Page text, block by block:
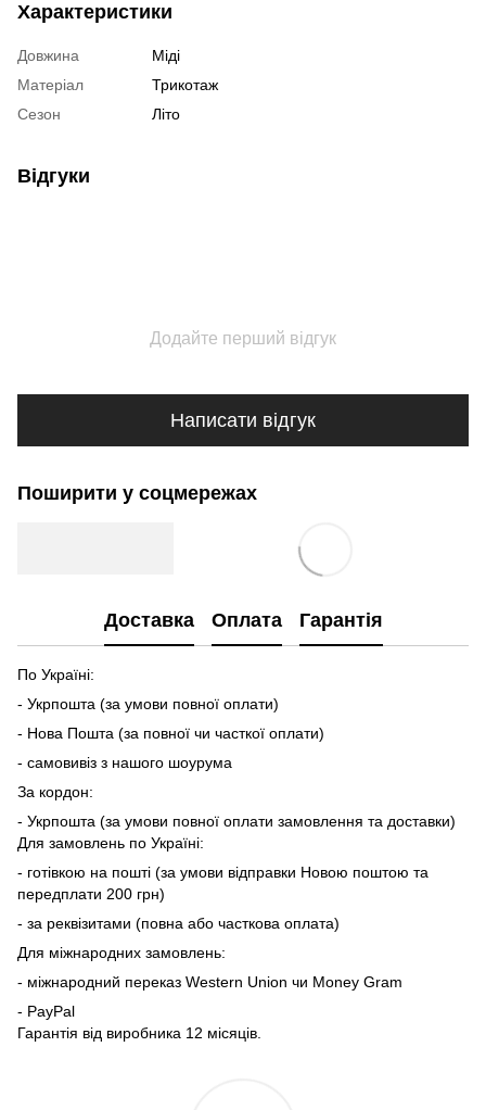
Характеристики
Довжина
Міді
Матеріал
Трикотаж
Сезон
Літо
Відгуки
Додайте перший відгук
Написати відгук
Поширити у соцмережах
Доставка Оплата Гарантія
По Україні:
- Укрпошта (за умови повної оплати)
- Нова Пошта (за повної чи часткої оплати)
- самовивіз з нашого шоурума
За кордон:
- Укрпошта (за умови повної оплати замовлення та доставки)
Для замовлень по Україні:
- готівкою на пошті (за умови відправки Новою поштою та
передплати 200 грн)
- за реквізитами (повна або часткова оплата)
Для міжнародних замовлень:
- міжнародний переказ Western Union чи Money Gram
- PayPal
Гарантія від виробника 12 місяців.